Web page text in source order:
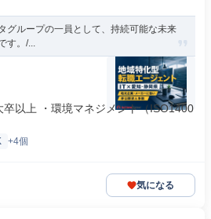
グループの一員として、持続可能な未来
す。/...
以上 ・環境マネジメント（ISO1400
+4個
気になる